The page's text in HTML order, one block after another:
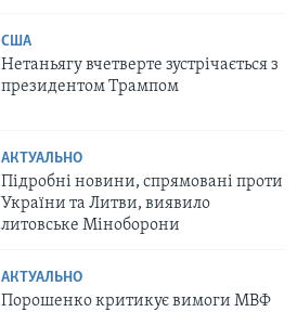
США
Нетаньягу вчетверте зустрічається з
президентом Трампом
АКТУАЛЬНО
Підробні новини, спрямовані проти
України та Литви, виявило
литовське Міноборони
АКТУАЛЬНО
Порошенко критикує вимоги МВФ